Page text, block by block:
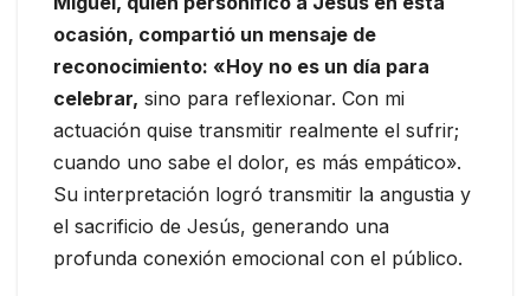
ocasión, compartió un mensaje de
reconocimiento: «Hoy no es un día para
celebrar, sino para reflexionar. Con mi
actuación quise transmitir realmente el sufrir;
cuando uno sabe el dolor, es más empático».
Su interpretación logró transmitir la angustia y
el sacrificio de Jesús, generando una
profunda conexión emocional con el público.